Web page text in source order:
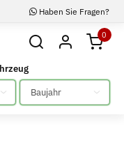
Haben Sie Fragen?
0
Bitte auswählen